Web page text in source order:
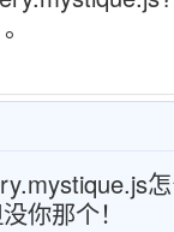
你那个！